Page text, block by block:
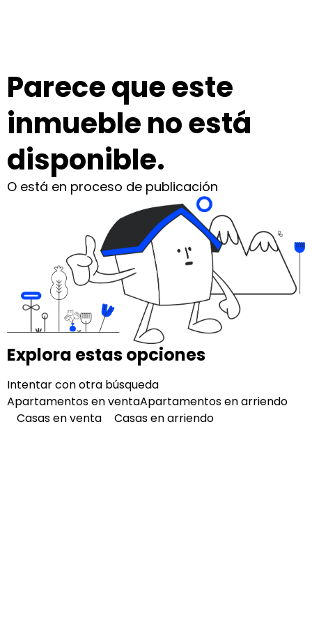
Parece que este
inmueble no está
disponible.
O está en proceso de publicación
Explora estas opciones
Intentar con otra búsqueda
Apartamentos en ventaApartamentos en arriendo
Casas en venta
Casas en arriendo